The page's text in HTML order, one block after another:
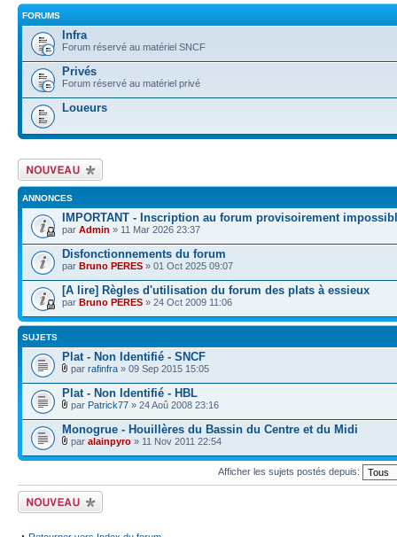
FORUMS
Infra
Forum réservé au matériel SNCF
Privés
Forum réservé au matériel privé
Loueurs
Écrire un nouveau
sujet
ANNONCES
IMPORTANT - Inscription au forum provisoirement
par Admin » 11 Mar 2026 23:37
Disfonctionnements du forum
par Bruno PERES » 01 Oct 2025 09:07
[A lire] Règles d'utilisation du forum des plats à essieux
par Bruno PERES » 24 Oct 2009 11:06
SUJETS
Plat - Non Identifié - SNCF
par rafinfra » 09 Sep 2015 15:05
Plat - Non Identifié - HBL
par Patrick77 » 24 Aoû 2008 23:16
Monogrue - Houillères du Bassin du Centre et du Midi
par alainpyro » 11 Nov 2011 22:54
Afficher les sujets postés depuis:
Écrire un nouveau
sujet